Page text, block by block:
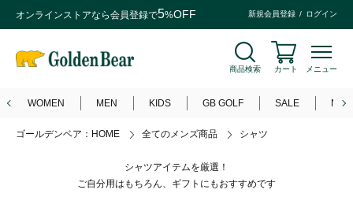
オンラインストアなら会員登録で5%OFF 新規会員登録 ログイン
商品検索 カート メニュー
WOMEN MEN KIDS GB GOLF SALE
ゴールデンベア：HOME 全てのメンズ商品 シャツ
シャツアイテムを厳選！
ご自分用はもちろん、ギフトにもおすすめです